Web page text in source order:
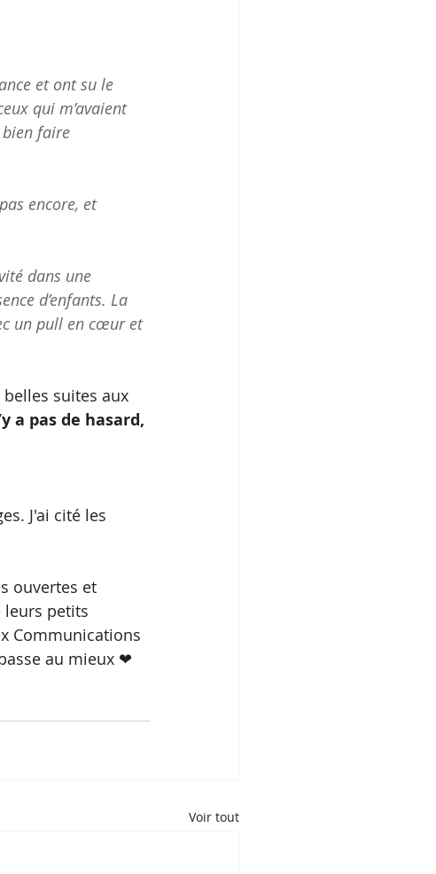
et ont su le
qui m’avaient
faire
encore, et
dans une
d’enfants. La
un pull en cœur et
suites aux
a pas de hasard,
J'ai cité les
ouvertes et
leurs petits
Communications
au mieux ❤
Voir tout